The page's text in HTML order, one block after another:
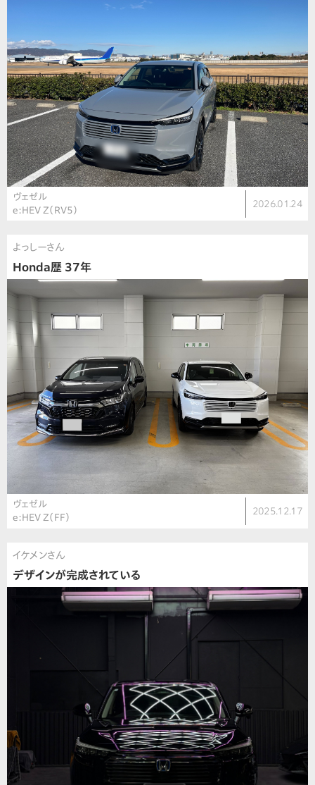
ヴェゼル
e:HEV Z（RV5）
2026.01.24
よっしーさん
Honda歴 37年
ヴェゼル
e:HEV Z（FF）
2025.12.17
イケメンさん
デザインが完成されている